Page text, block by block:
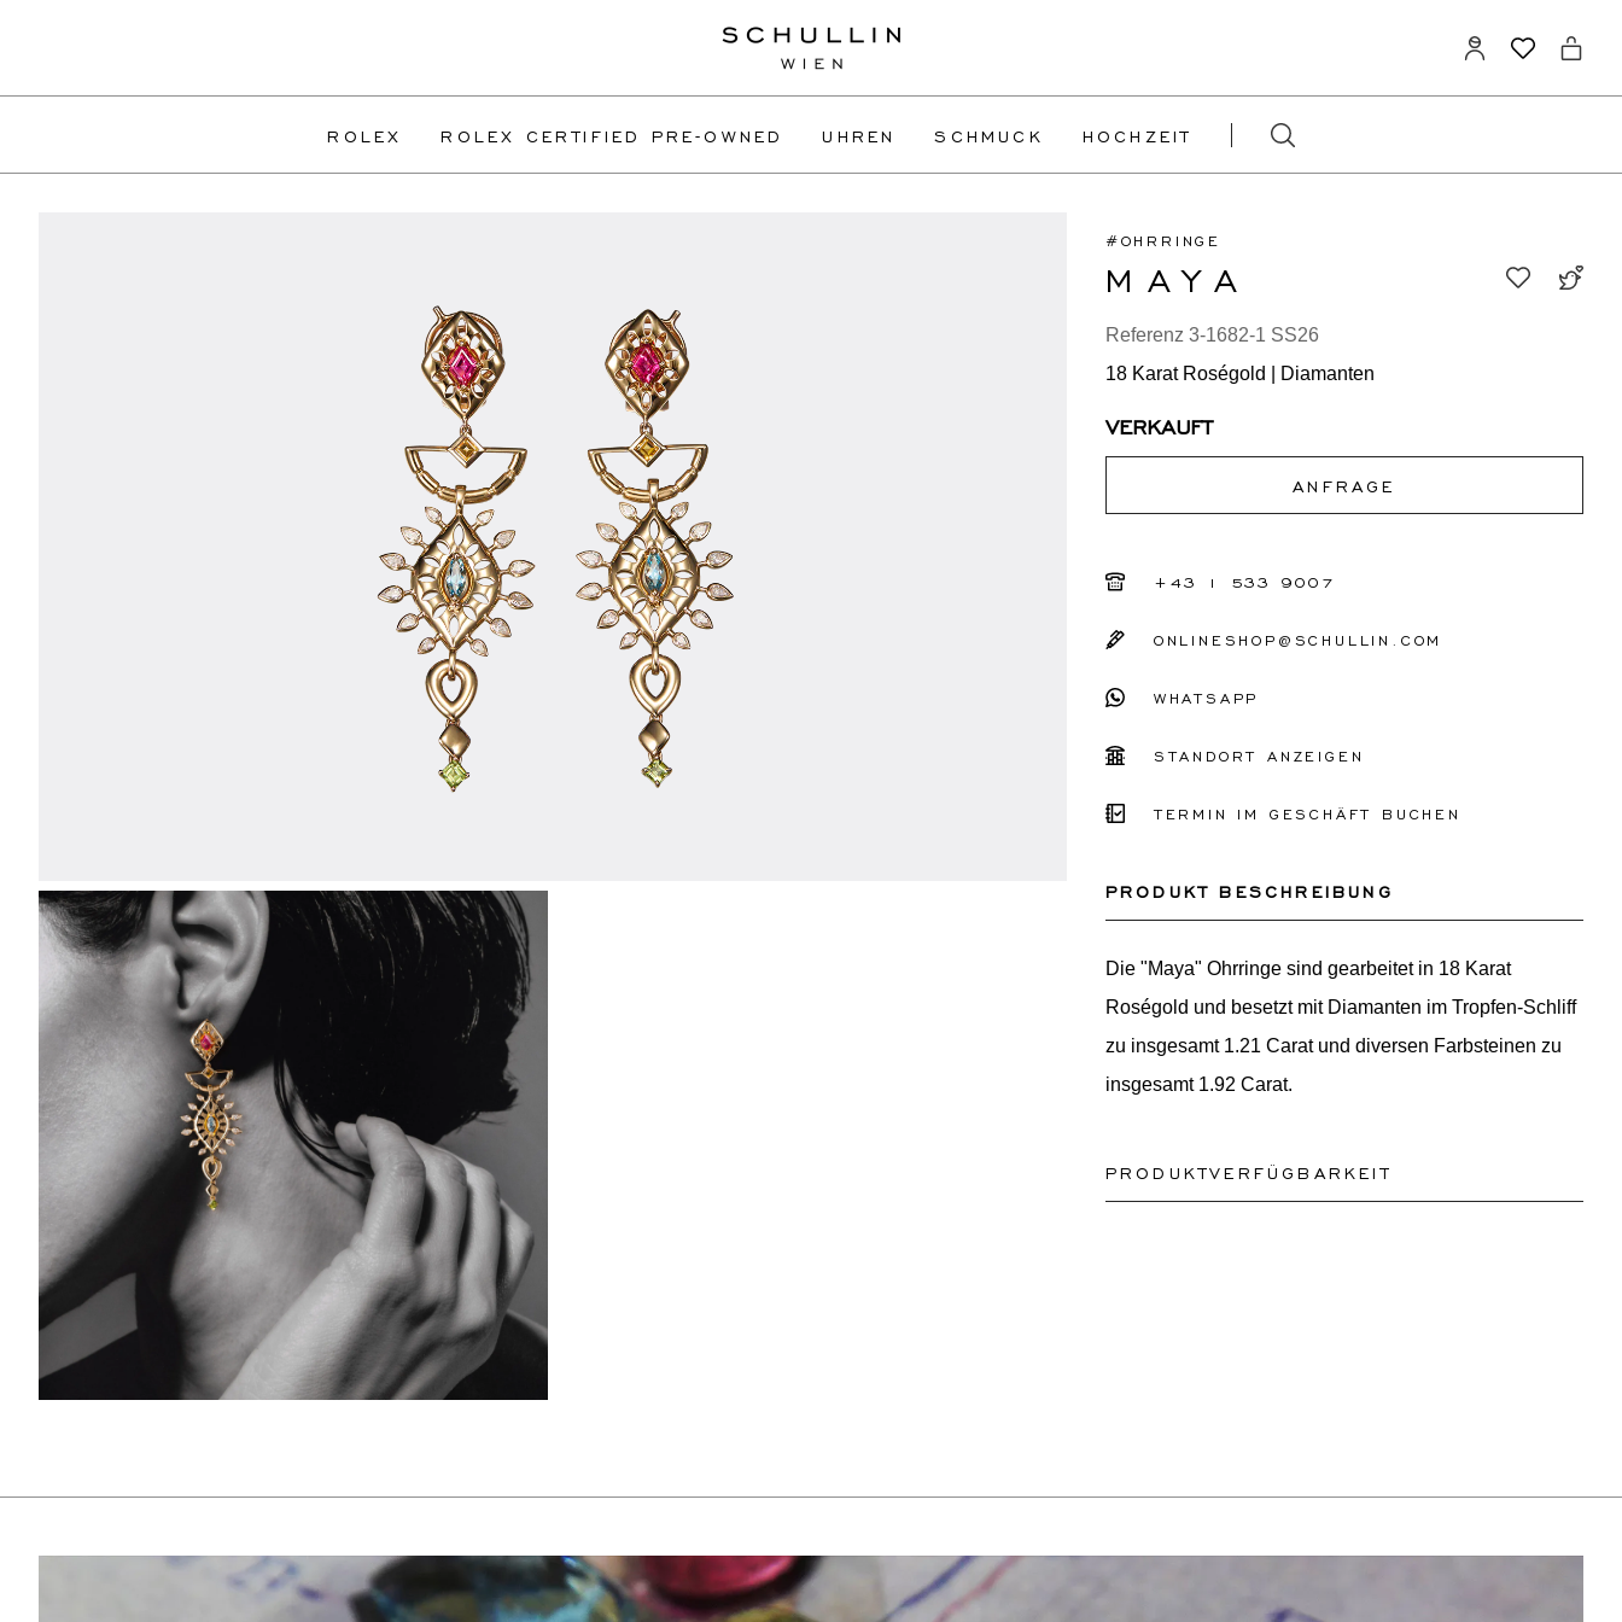
ROLEX ROLEX CERTIFIED PRE-OWNED UHREN SCHMUCK HOCHZEIT
#OHRRINGE
MAYA
Referenz 3-1682-1 SS26
18 Karat Roségold | Diamanten
VERKAUFT
ANFRAGE
+43 1 533 9007
ONLINESHOP@SCHULLIN.COM
WHATSAPP
STANDORT ANZEIGEN
TERMIN IM GESCHÄFT BUCHEN
PRODUKT BESCHREIBUNG
Die "Maya" Ohrringe sind gearbeitet in 18 Karat
Roségold und besetzt mit Diamanten im Tropfen-Schliff
zu insgesamt 1.21 Carat und diversen Farbsteinen zu
insgesamt 1.92 Carat.
PRODUKTVERFÜGBARKEIT